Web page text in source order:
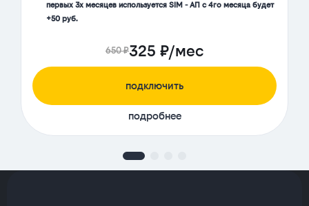
первых 3х месяцев используется SIM - АП с 4го месяца будет
+50 руб.
650 ₽325 ₽/мес
подключить
подробнее